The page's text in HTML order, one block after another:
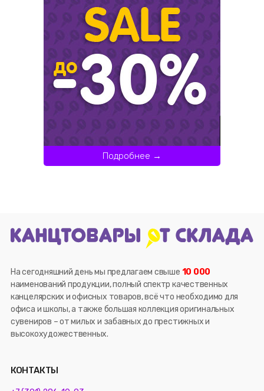
Подробнее →
На сегодняшний день мы предлагаем свыше 10 000
наименований продукции, полный спектр качественных
канцелярских и офисных товаров, всё что необходимо для
офиса и школы, а также большая коллекция оригинальных
сувениров – от милых и забавных до престижных и
высокохудожественных.
КОНТАКТЫ